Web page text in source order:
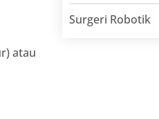
atau
Surgeri Robotik